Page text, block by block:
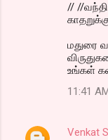
// //
மதுரை
உங்கள்
11:41 AM
Venkat